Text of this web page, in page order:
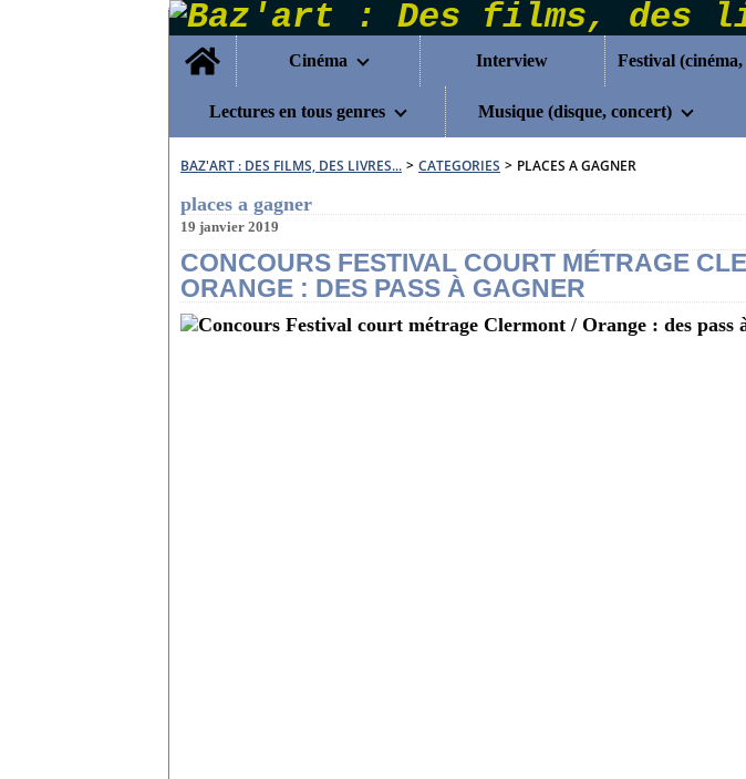
Home
Cinéma
Interview
Lectures en tous genres Musique (disque, concert)
BAZ'ART : DES FILMS, DES LIVRES... > CATEGORIES > PLACES A GAGNER
places a gagner
19 janvier 2019
CONCOURS FESTIVAL COURT MÉTRAGE
ORANGE : DES PASS À GAGNER